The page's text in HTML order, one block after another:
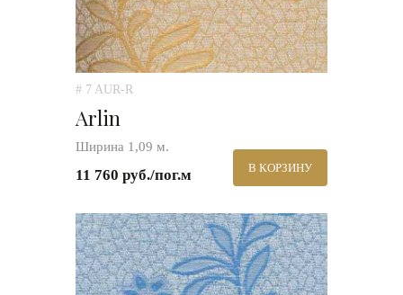
# 7 AUR-R
Arlin
Ширина 1,09 м.
11 760 руб./пог.м В КОРЗИНУ